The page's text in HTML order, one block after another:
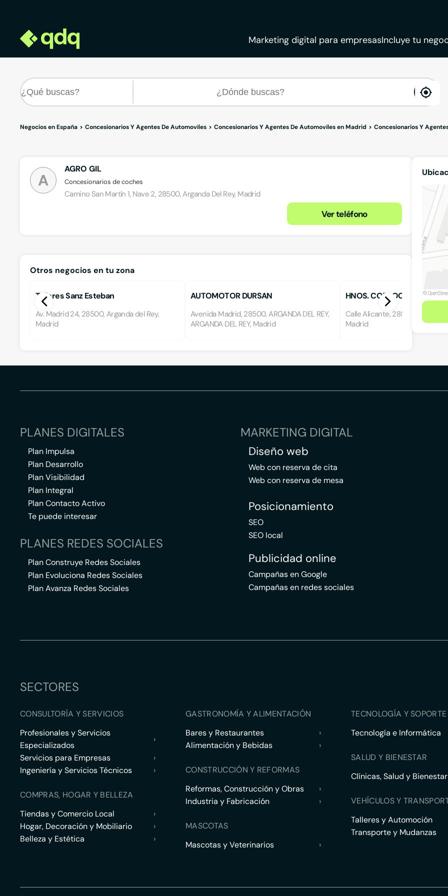
Marketing digital para empresasIncluye tu
Negocios en España Concesionarios Y Agentes De Automoviles Concesionarios Y Agentes De Automoviles en Madrid Concesionarios Y
A
AGRO GIL
Concesionarios de coches
Camino San Martín 1, Nave 2, 28500, Arganda Del Rey, Madrid
Ver teléfono
Otros negocios en tu zona
Talleres Sanz Esteban
Av. Madrid 24, 28500, Arganda del Rey,
Madrid
AUTOMOTOR DURSAN
Avenida Madrid, 28500, ARGANDA DEL REY,
ARGANDA DEL REY, Madrid
HNOS. CORROCHANO Y
Calle Alicante, 28500, Arganda
Madrid
PLANES DIGITALES
Plan Impulsa
Plan Desarrollo
Plan Visibilidad
Plan Integral
Plan Contacto Activo
Te puede interesar
PLANES REDES SOCIALES
Plan Construye Redes Sociales
Plan Evoluciona Redes Sociales
Plan Avanza Redes Sociales
MARKETING DIGITAL
Diseño web
Web con reserva de cita
Web con reserva de mesa
Posicionamiento
SEO
SEO local
Publicidad online
Campañas en Google
Campañas en redes sociales
SECTORES
CONSULTORÍA Y SERVICIOS
Profesionales y Servicios
Especializados
›
Servicios para Empresas
›
Ingeniería y Servicios Técnicos
›
COMPRAS, HOGAR Y BELLEZA
Tiendas y Comercio Local
›
Hogar, Decoración y Mobiliario
›
Belleza y Estética
›
GASTRONOMÍA Y ALIMENTACIÓN
Bares y Restaurantes
›
Alimentación y Bebidas
›
CONSTRUCCIÓN Y REFORMAS
Reformas, Construcción y Obras
›
Industria y Fabricación
›
MASCOTAS
Mascotas y Veterinarios
›
TECNOLOGÍA Y
Tecnología e Informática
SALUD Y BIENESTAR
Clínicas, Salud y Bienestar
VEHÍCULOS Y
Talleres y Automoción
Transporte y Mudanzas